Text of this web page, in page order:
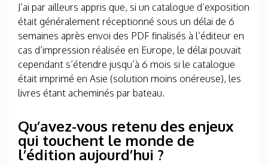
J’ai par ailleurs appris que, si un catalogue d’exposition
était généralement réceptionné sous un délai de 6
semaines après envoi des PDF finalisés à l’éditeur en
cas d’impression réalisée en Europe, le délai pouvait
cependant s’étendre jusqu’à 6 mois si le catalogue
était imprimé en Asie (solution moins onéreuse), les
livres étant acheminés par bateau.
Qu’avez-vous retenu des enjeux
qui touchent le monde de
l’édition aujourd’hui ?